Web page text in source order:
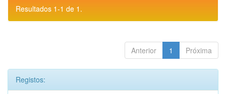
Resultados 1-1 de 1.
Anterior 1 Próxima
Registos: